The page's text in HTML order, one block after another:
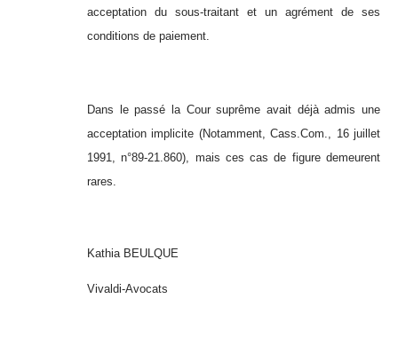
acceptation du sous-traitant et un agrément de ses
conditions de paiement.
Dans le passé la Cour suprême avait déjà admis une
acceptation implicite (Notamment, Cass.Com., 16 juillet
1991, n°89-21.860), mais ces cas de figure demeurent
rares.
Kathia BEULQUE
Vivaldi-Avocats